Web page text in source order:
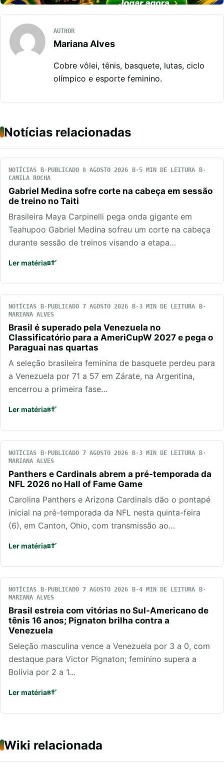
AUTHOR
Mariana Alves
Cobre vôlei, tênis, basquete, lutas, ciclo
olímpico e esporte feminino.
Notícias relacionadas
NOTÍCIAS PUBLICADO 8 AGOSTO 2026
5 MIN DE LEITURA
CAMILA ROCHA
Gabriel Medina sofre corte na cabeça em sessão
de treino no Taiti
Brasileira Maya Carpinelli pega onda gigante em
Teahupoo Gabriel Medina sofreu um corte na cabeça
durante sessão de treinos visando a etapa…
Ler matéria
NOTÍCIAS PUBLICADO 7 AGOSTO 2026
3 MIN DE LEITURA
MARIANA ALVES
Brasil é superado pela Venezuela no
Classificatório para a AmeriCupW 2027 e pega o
Paraguai nas quartas
A seleção brasileira feminina de basquete perdeu para
a Venezuela por 71 a 57 em Zárate, na Argentina,
encerrou a primeira fase…
Ler matéria
NOTÍCIAS PUBLICADO 7 AGOSTO 2026
3 MIN DE LEITURA
MARIANA ALVES
Panthers e Cardinals abrem a pré-temporada da
NFL 2026 no Hall of Fame Game
Carolina Panthers e Arizona Cardinals dão o pontapé
inicial na pré-temporada da NFL nesta quinta-feira
(6), em Canton, Ohio, com transmissão ao…
Ler matéria
NOTÍCIAS PUBLICADO 7 AGOSTO 2026
4 MIN DE LEITURA
MARIANA ALVES
Brasil estreia com vitórias no Sul-Americano de
tênis 16 anos; Pignaton brilha contra a
Venezuela
Seleção masculina vence a Venezuela por 3 a 0, com
destaque para Victor Pignaton; feminino supera a
Bolívia por 2 a 1…
Ler matéria
Wiki relacionada